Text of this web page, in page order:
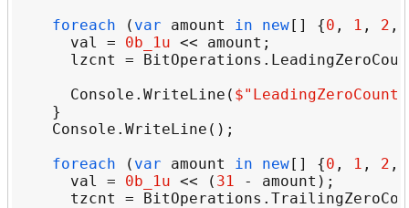
foreach ( var amount in new[] {0 , 1 , 2 ,
val
= 0b_1u << amount
lzcnt
= BitOperations .
Console . WriteLine ( $" LeadingZeroCount(
Console . WriteLine
foreach ( var amount in new[] {0 , 1 , 2 ,
val
= 0b_1u << ( 31 - amount
tzcnt
= BitOperations .